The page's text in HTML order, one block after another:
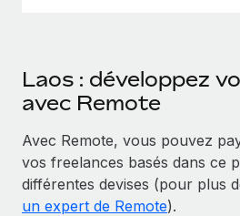
Laos : développez
avec Remote
Avec Remote, vous pouvez
vos freelances basés dans ce
différentes devises (pour plus
un expert de Remote).